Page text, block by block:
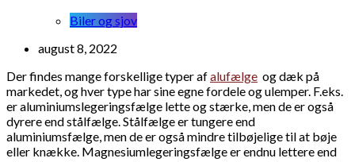
Biler og sjov
august 8, 2022
Der findes mange forskellige typer afalufælge og dæk på
markedet, og hver type har sine egne fordele og ulemper. F.eks.
er aluminiumslegeringsfælge lette og stærke, men de er også
dyrere end stålfælge. Stålfælge er tungere end
aluminiumsfælge, men de er også mindre tilbøjelige til at bøje
eller knække. Magnesiumlegeringsfælge er endnu lettere end